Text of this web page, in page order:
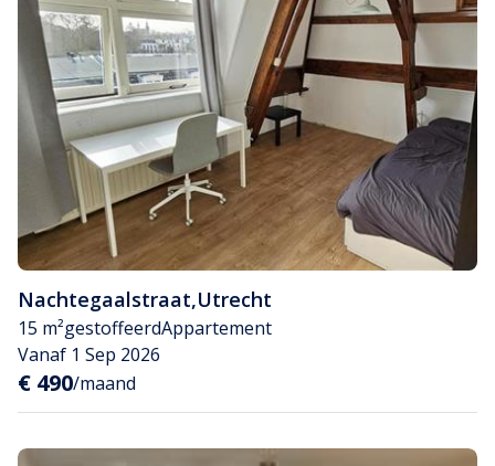
Nachtegaalstraat,Utrecht
15 m²gestoffeerdAppartement
Vanaf 1 Sep 2026
€ 490/maand